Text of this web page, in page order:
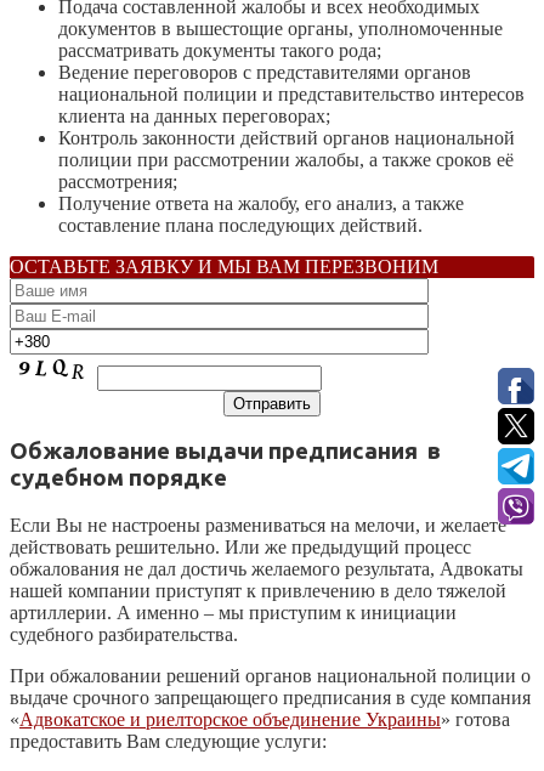
Подача составленной жалобы и всех необходимых
документов в вышестощие органы, уполномоченные
рассматривать документы такого рода;
Ведение переговоров с представителями органов
национальной полиции и представительство интересов
клиента на данных переговорах;
Контроль законности действий органов национальной
полиции при рассмотрении жалобы, а также сроков её
рассмотрения;
Получение ответа на жалобу, его анализ, а также
составление плана последующих действий.
ОСТАВЬТЕ ЗАЯВКУ И МЫ ВАМ ПЕРЕЗВОНИМ
Обжалование выдачи предписания в
судебном порядке
Если Вы не настроены размениваться на мелочи, и желаете
действовать решительно. Или же предыдущий процесс
обжалования не дал достичь желаемого результата, Адвокаты
нашей компании приступят к привлечению в дело тяжелой
артиллерии. А именно – мы приступим к инициации
судебного разбирательства.
При обжаловании решений органов национальной полиции о
выдаче срочного запрещающего предписания в суде компания
«Адвокатское и риелторское объединение Украины» готова
предоставить Вам следующие услуги: